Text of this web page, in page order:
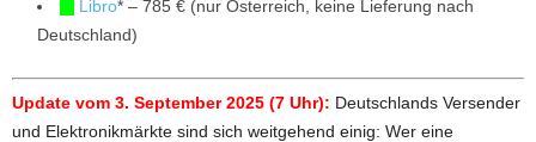
Libro* – 785 € (nur Österreich, keine Lieferung nach
Deutschland)
Update vom 3. September 2025 (7 Uhr): Deutschlands Versender
und Elektronikmärkte sind sich weitgehend einig: Wer eine